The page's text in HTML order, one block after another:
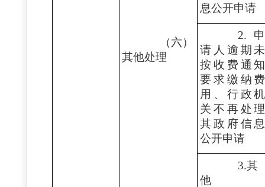
（六）
其他处理
息公开申请
2.申
请人逾期未
按收费通知
要求缴纳费
用、行政机
关不再处理
其政府信息
公开申请
3.其
他